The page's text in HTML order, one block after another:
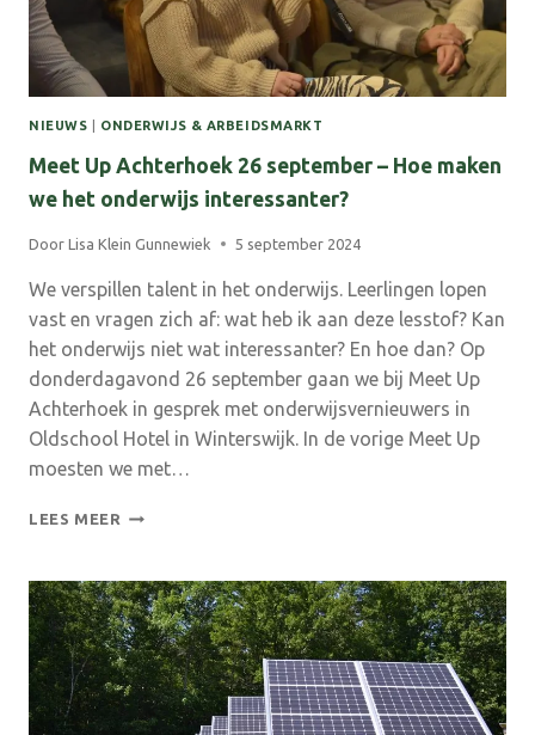
NIEUWS ONDERWIJS & ARBEIDSMARKT
Meet Up Achterhoek 26 september – Hoe maken
we het onderwijs interessanter?
Door Lisa Klein Gunnewiek 5 september 2024
We verspillen talent in het onderwijs. Leerlingen lopen
vast en vragen zich af: wat heb ik aan deze lesstof? Kan
het onderwijs niet wat interessanter? En hoe dan? Op
donderdagavond 26 september gaan we bij Meet Up
Achterhoek in gesprek met onderwijsvernieuwers in
Oldschool Hotel in Winterswijk. In de vorige Meet Up
moesten we met…
LEES MEER MEET
26
SEPTEMBER
–
HOE
MAKEN
WE
HET